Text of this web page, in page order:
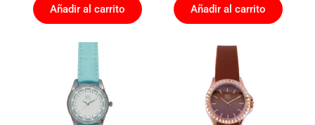
Añadir al carrito Añadir al carrito